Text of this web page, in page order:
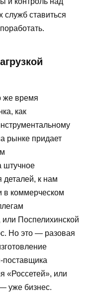
ставиться
же время
как
рынке придает
штучное
деталей, к нам
в коммерческом
Поспелихинской
Но это — разовая
поставщика
«Россетей», или
уже бизнес.